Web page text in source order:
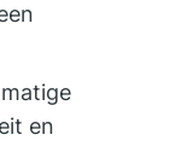
en